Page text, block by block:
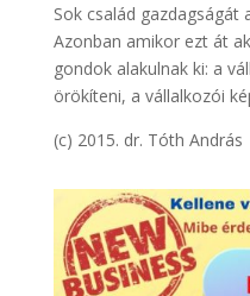
Sok család gazdagságát
Azonban amikor ezt át
gondok alakulnak ki: a
örökíteni, a vállalkozói
(c) 2015. dr. Tóth András